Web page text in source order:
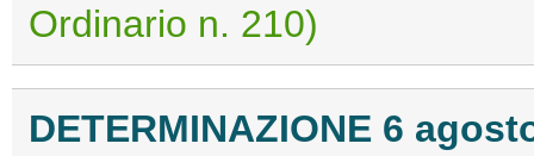
Ordinario n. 210)
DETERMINAZIONE 6